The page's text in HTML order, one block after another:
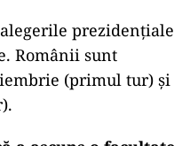
prezidențiale
Românii sunt
(primul tur) și